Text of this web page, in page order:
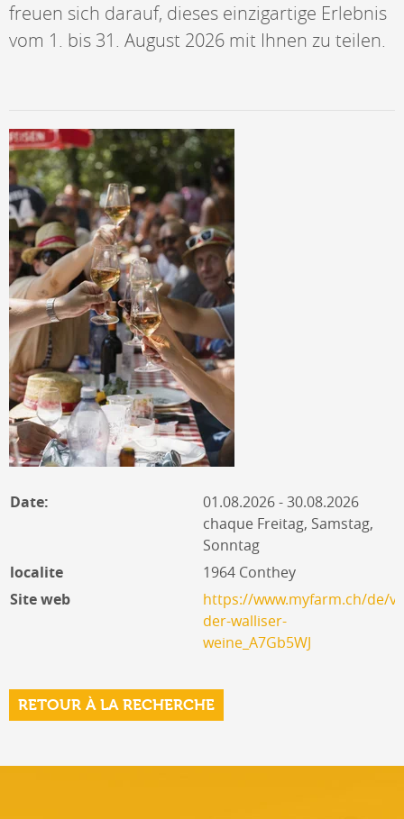
freuen sich darauf, dieses einzigartige Erlebnis
vom 1. bis 31. August 2026 mit Ihnen zu teilen.
Date:
01.08.2026 - 30.08.2026
chaque Freitag, Samstag,
Sonntag
localite
1964 Conthey
Site web
https://www.myfarm.ch/de/
der-walliser-
weine_A7Gb5WJ
RETOUR À LA RECHERCHE